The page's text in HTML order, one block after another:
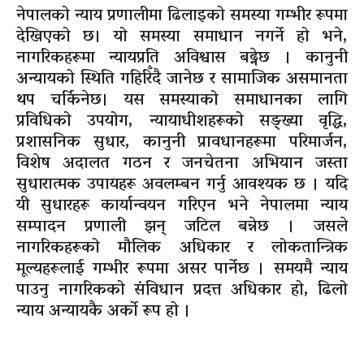
नेपालको न्याय प्रणालीमा ढिलाइको समस्या गम्भीर रूपमा
देखिएको छ। यो समस्या समाधान नगर्ने हो भने,
नागरिकहरूमा न्यायप्रति अविश्वास बढ्नेछ । कानुनी
अन्यायको स्थिति गहिरिँदै जानेछ र सामाजिक असमानता
थप चर्किनेछ। यस समस्याको समाधानका लागि
प्रविधिको उपयोग, न्यायाधीशहरूको सङ्ख्या वृद्धि,
प्रशासनिक सुधार, कानुनी प्रावधानहरूमा परिमार्जन,
विशेष अदालत गठन र जनचेतना अभियान जस्ता
सुधारात्मक उपायहरू अवलम्बन गर्नु आवश्यक छ । यदि
यी सुधारहरू कार्यान्वयन गरिएन भने नेपालमा न्याय
सम्पादन प्रणाली झन् जटिल बन्नेछ । जसले
नागरिकहरूको मौलिक अधिकार र लोकतान्त्रिक
मूल्यहरूलाई गम्भीर रूपमा असर पार्नेछ । समयमै न्याय
पाउनु नागरिकको संविधान प्रदत्त अधिकार हो, ढिलो
न्याय अन्यायकै अर्को रूप हो ।